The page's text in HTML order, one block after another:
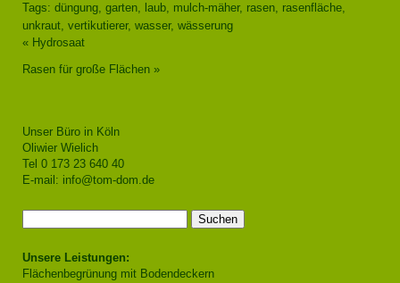
Tags: düngung, garten, laub, mulch-mäher, rasen, rasenfläche,
unkraut, vertikutierer, wasser, wässerung
« Hydrosaat
Rasen für große Flächen »
Unser Büro in Köln
Oliwier Wielich
Tel 0 173 23 640 40
E-mail: info@tom-dom.de
nach:
Unsere Leistungen:
Flächenbegrünung mit Bodendeckern